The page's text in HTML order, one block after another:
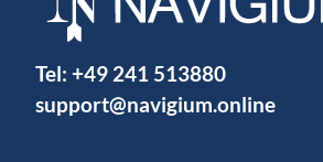
Tel: +49 241 513880
support@navigium.online